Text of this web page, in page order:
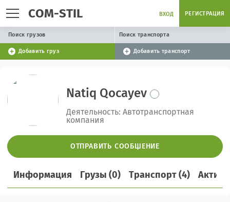
COM-STIL ВХОД РЕГИСТРАЦИЯ
Поиск грузов Поиск транспорта
Добавить груз Добавить транспорт
Natiq Qocayev
Деятельность: Автотранспортная
компания
ОТПРАВИТЬ СООБЩЕНИЕ
Информация Грузы (0) Транспорт (4)